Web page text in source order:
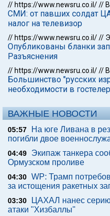
// https://www.newsru.co.il///
СМИ: от павших солдат
налог на телевизор
// https://www.newsru.co.il///
Опубликованы бланки
Разъяснения
// https://www.newsru.co.il///
Большинство "русских
необходимости в
ВАЖНЫЕ НОВОСТИ
05:57
На юге Ливана в
погибли двое
04:49
Экипаж танкера
Ормузском проливе
04:30 WP: Трамп
за истощения ракетных
03:30
ЦАХАЛ нанес
атаки "Хизбаллы"